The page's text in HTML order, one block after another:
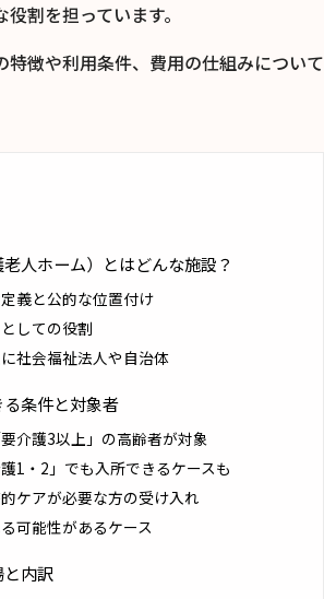
割を担っています。
特徴や利用条件、費用の仕組みについて
人ホーム）とはどんな施設？
義と公的な位置付け
としての役割
社会福祉法人や自治体
条件と対象者
介護3以上」の高齢者が対象
1・2」でも入所できるケースも
ケアが必要な方の受け入れ
可能性があるケース
内訳